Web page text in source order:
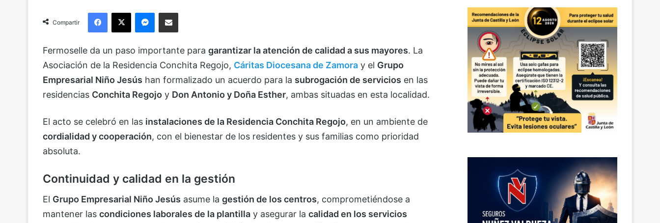
Compartir
Facebook
X Messenger
Compartir via Email
Fermoselle da un paso importante para garantizar la atención de calidad a sus mayores. La
Asociación de la Residencia Conchita Regojo, Cáritas Diocesana de Zamora y el Grupo
Empresarial Niño Jesús han formalizado un acuerdo para la subrogación de servicios en las
residencias Conchita Regojo y Don Antonio y Doña Esther, ambas situadas en esta localidad.
El acto se celebró en las instalaciones de la Residencia Conchita Regojo, en un ambiente de
cordialidad y cooperación, con el bienestar de los residentes y sus familias como prioridad
absoluta.
Continuidad y calidad en la gestión
El Grupo Empresarial Niño Jesús asume la gestión de los centros, comprometiéndose a
mantener las condiciones laborales de la plantilla y asegurar la calidad en los servicios